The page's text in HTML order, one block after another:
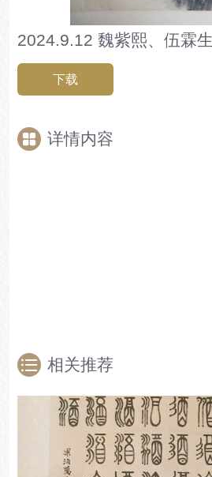
2024.9.12 魏紫熙、伍霖
下载
详情内容
相关推荐